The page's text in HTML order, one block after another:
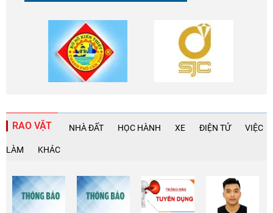
RAO VẶT NHÀ ĐẤT HỌC HÀNH XE ĐIỆN TỬ VIỆC
LÀM KHÁC